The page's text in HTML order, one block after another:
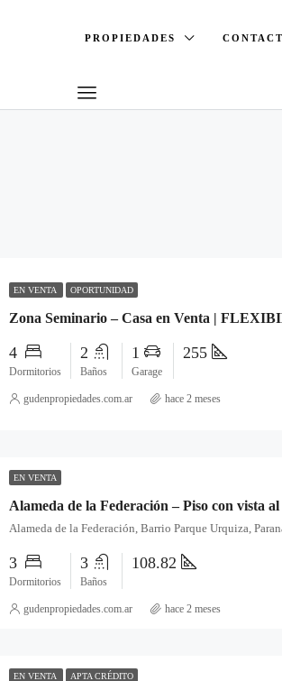
PROPIEDADES
EN VENTA OPORTUNIDAD
4
Dormitorios
2
Baños
1
Garage
255
gudenpropiedades.com.ar hace 2 meses
EN VENTA
3
Dormitorios
3
Baños
108.82
gudenpropiedades.com.ar hace 2 meses
EN VENTA APTA CRÉDITO